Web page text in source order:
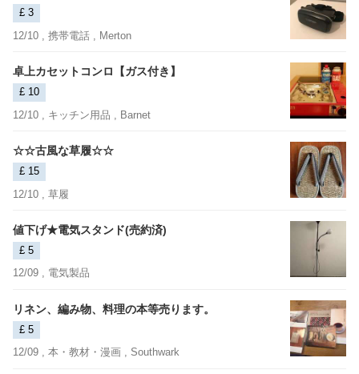
£ 3
12/10 , 携帯電話 , Merton
卓上カセットコンロ【ガス付き】
£ 10
12/10 , キッチン用品 , Barnet
☆☆古風な草履☆☆
£ 15
12/10 , 草履
値下げ★電気スタンド(売約済)
£ 5
12/09 , 電気製品
リネン、編み物、料理の本等売ります。
£ 5
12/09 , 本・教材・漫画 , Southwark